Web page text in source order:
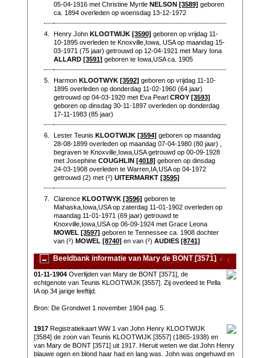
05-04-1916 met Christine MyrtleNELSON [3589] geboren
ca. 1894 overleden op woensdag 13-12-1972
4. Henry JohnKLOOTWIJK [3590] geboren op vrijdag 11-
10-1895 overleden te Knoxville,Iowa, USA op maandag 15-
03-1971 (75 jaar) getrouwd op 12-04-1921 met Mary Iona
ALLARD [3591] geboren te Iowa,USA ca. 1905
5. HarmonKLOOTWYK [3592] geboren op vrijdag 11-10-
1895 overleden op donderdag 11-02-1960 (64 jaar)
getrouwd op 04-03-1920 met Eva PearlCROY [3593]
geboren op dinsdag 30-11-1897 overleden op donderdag
17-11-1983 (85 jaar)
6. Lester TeunisKLOOTWIJK [3594] geboren op maandag
28-08-1899 overleden op maandag 07-04-1980 (80 jaar) ,
begraven te Knoxville,Iowa,USA getrouwd op 00-09-1928
met JosephineCOUGHLIN [4018] geboren op dinsdag
24-03-1908 overleden te Warren,IA,USA op 04-1972
getrouwd (2) met (²)UITERMARKT [3595]
7. ClarenceKLOOTWYK [3596] geboren te
Mahaska,Iowa,USA op zaterdag 11-01-1902 overleden op
maandag 11-01-1971 (69 jaar) getrouwd te
Knoxville,Iowa,USA op 06-09-1924 met Grace Leona
MOWEL [3597] geboren te Tennessee ca. 1908 dochter
van (²)MOWEL [8740] en van (²)AUDIES [8741]
Beeldbank informatie van Mary de BONT [3571]
01-11-1904 Overlijden van Mary de BONT [3571], de
echtgenote van Teunis KLOOTWIJK [3557]. Zij overleed te Pella
IA op 34 jarige leeftijd.
Bron: De Grondwet 1 november 1904 pag. 5.
1917Registratiekaart WW 1 van John Henry KLOOTWIJK
[3584] de zoon van Teunis KLOOTWIJK [3557] (1865-1938) en
van Mary de BONT [3571] uit 1917. Hieruit weten we dat John Henry
blauwe ogen en blond haar had en lang was. John was ongehuwd en